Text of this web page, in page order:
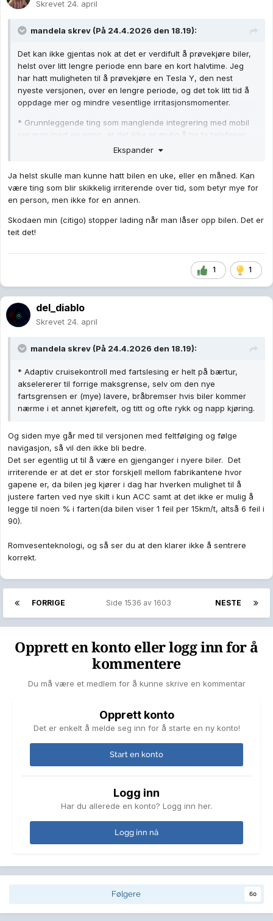
Skrevet 24. april
mandela skrev (På 24.4.2026 den 18.19):
Det kan ikke gjentas nok at det er verdifult å prøvekjøre biler,
helst over litt lengre periode enn bare en kort halvtime. Jeg
har hatt muligheten til å prøvekjøre en Tesla Y, den nest
nyeste versjonen, over en lengre periode, og det tok litt tid å
oppdage mer og mindre vesentlige irritasjonsmomenter.
* Grunnleggende ting som manglende integrering med mobil
ser man med en gang, at det ikke er mulig å ha to telefoner
tilkoblet Bluetooth samtidig finner man først ut når flere ønsker
* Programvareoppdateringsfunksjonen er ekstremt
frustrerende, selv om bilen er tilkoblet 1.5 gbit downlink, så
står den og butter på 0 bytes i lange perioder.
* Adaptiv cruisekontroll med fartslesing er helt på bærtur,
akselererer til forrige maksgrense, selv om den nye
nærme i et annet kjørefelt, og titt og ofte rykk og napp kjøring.
* Svingradiusen er overraskende stor, som natt og dag i
vanskligere.
* Det virker som om det kan være utformingen av sidespeil
hos forhandler.
Ekspander
Ja helst skulle man kunne hatt bilen en uke, eller en måned. Kan
være ting som blir skikkelig irriterende over tid, som betyr mye for
en person, men ikke for en annen.
Skodaen min (citigo) stopper lading når man låser opp bilen. Det er
teit det!
1 1
del_diablo
Skrevet 24. april
mandela skrev (På 24.4.2026 den 18.19):
* Adaptiv cruisekontroll med fartslesing er helt på bærtur,
akselererer til forrige maksgrense, selv om den nye
fartsgrensen er (mye) lavere, bråbremser hvis biler kommer
nærme i et annet kjørefelt, og titt og ofte rykk og napp kjøring.
Og siden mye går med til versjonen med feltfølging og følge
navigasjon, så vil den ikke bli bedre.
Det ser egentlig ut til å være en gjenganger i nyere biler. Det
irriterende er at det er stor forskjell mellom fabrikantene hvor
gapene er, da bilen jeg kjører i dag har hverken mulighet til å
justere farten ved nye skilt i kun ACC samt at det ikke er mulig å
legge til noen % i farten(da bilen viser 1 feil per 15km/t, altså 6 feil i
90).
Romvesenteknologi, og så ser du at den klarer ikke å sentrere
korrekt.
FORRIGE NESTE
Side 1536 av 1603
Opprett en konto eller logg inn for å
kommentere
Du må være et medlem for å kunne skrive en kommentar
Opprett konto
Det er enkelt å melde seg inn for å starte en ny konto!
Start en konto
Logg inn
Har du allerede en konto? Logg inn her.
Logg inn nå
Følgere 60